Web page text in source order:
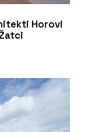
Horovi